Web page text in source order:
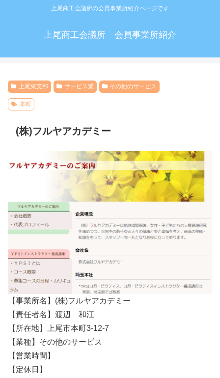
上尾商工会議所の会員事業所紹介ページです
上尾商工会議所 会員事業所紹介
上尾東支部 サービス業 その他のサービス
本町
(株)フルヤアカデミー
【事業所名】(株)フルヤアカデミー
【責任者名】渡辺 和江
【所在地】上尾市本町3-12-7
【業種】その他のサービス
【営業時間】
【定休日】